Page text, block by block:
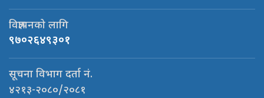
विज्ञापनको लागि
९७०२६४९३०१
सूचना विभाग दर्ता नं.
४२१३-२०८०/२०८१